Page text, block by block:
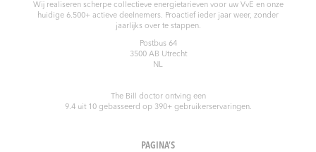
Wij realiseren scherpe collectieve energietarieven voor uw VvE en onze
huidige 6.500+ actieve deelnemers. Proactief ieder jaar weer, zonder
jaarlijks over te stappen.
Postbus 64
3500 AB Utrecht
NL
The Bill doctorontving een
9.4uit 10gebasseerd op 390+ gebruikerservaringen.
PAGINA’S